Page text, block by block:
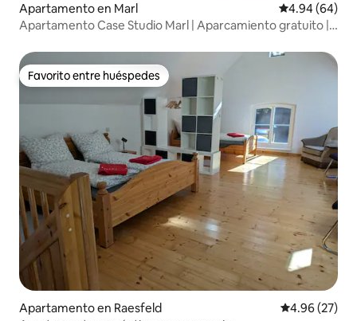
Apartamento en Marl Calificación
4.94 (64)
Apartamento Case Studio Marl | Aparcamiento gratuito |
Favorito entre huéspedes
Favorito entre huéspedes
Apartamento en Raesfeld Calificación
4.96 (27)